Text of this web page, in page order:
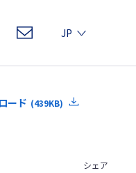
JP
ード (439KB)
シェア